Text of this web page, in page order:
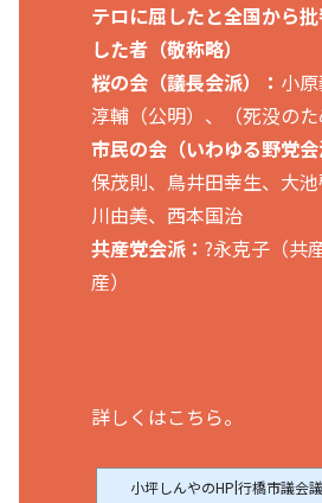
テロに屈したと全国から
した者（敬称略）
桜の会（議長会派）： 小
淳輔（公明）、（死没のた
市民の会（いわゆる野党会
保茂則、鳥井田幸生、大
川由美、西本国治
共産党会派： ?永克子（共
産）
詳しくはこちら。
小坪しんやのHP|行橋市議会